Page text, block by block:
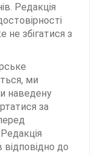
Редакція
не збігатися з
ми
наведену
за
до